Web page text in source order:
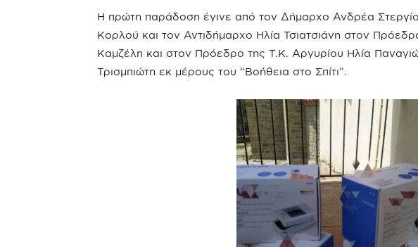
Η πρώτη παράδοση έγινε από τον Δήμαρχο Ανδρέα
Κορλού και τον Αντιδήμαρχο Ηλία Τσιατσιάνη στον
Καμζέλη και στον Πρόεδρο της Τ.Κ. Αργυρίου Ηλία
Τρισμπιώτη εκ μέρους του “Βοήθεια στο Σπίτι”.